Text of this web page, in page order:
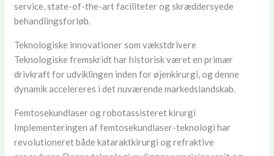
service, state-of-the-art faciliteter og skræddersyede
behandlingsforløb.
Teknologiske innovationer som vækstdrivere
Teknologiske fremskridt har historisk været en primær
drivkraft for udviklingen inden for øjenkirurgi, og denne
dynamik accelereres i det nuværende markedslandskab.
Femtosekundlaser og robotassisteret kirurgi
Implementeringen af femtosekundlaser-teknologi har
revolutioneret både kataraktkirurgi og refraktive